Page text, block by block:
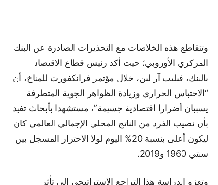
وتتقاطع هذه الخلاصات مع التحذيرات الصادرة عن البنك
المركزي الأوروبي؛ حيث أكد رئيس قطاع الاقتصاد
بالبنك، فيليب آر لين، خلال مؤتمر فرانكفورت للمناخ، أن
“الاحتباس الحراري وزيادة الظواهر الجوية المتطرفة
يسببان أضرارا اقتصادية جسيمة”، مستشهدا بأبحاث تفيد
بأن نصيب الفرد من الناتج المحلي الإجمالي العالمي كان
ليكون أعلى بنسبة 20% اليوم لولا الاحترار المسجل بين
سنتي 1960 و2019.
وتعزو الدراسة هذا التراجع الإستراتيجي إلى تأثر